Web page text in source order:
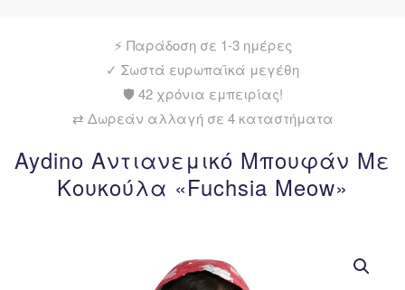
⚡ Παράδοση σε 1-3 ημέρες
✓ Σωστά ευρωπαϊκά μεγέθη
🛡️ 42 χρόνια εμπειρίας!
⇄ Δωρεάν αλλαγή σε 4 καταστήματα
Aydino Αντιανεμικό Μπουφάν Με
Κουκούλα «Fuchsia Meow»